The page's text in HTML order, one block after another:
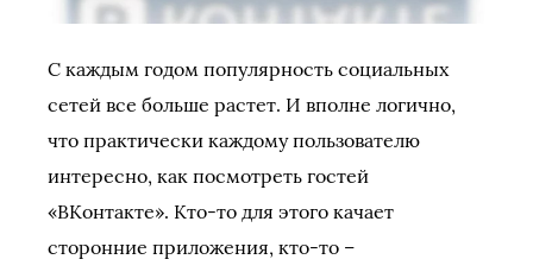
С каждым годом популярность социальных
сетей все больше растет. И вполне логично,
что практически каждому пользователю
интересно, как посмотреть гостей
«ВКонтакте». Кто-то для этого качает
сторонние приложения, кто-то –